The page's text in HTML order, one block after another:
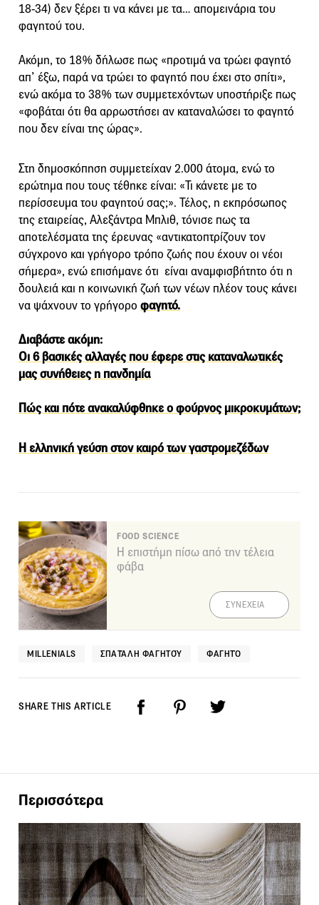
18-34) δεν ξέρει τι να κάνει με τα… απομεινάρια του
φαγητού του.
Ακόμη, το 18% δήλωσε πως «προτιμά να τρώει φαγητό
απ’ έξω, παρά να τρώει το φαγητό που έχει στο σπίτι»,
ενώ ακόμα το 38% των συμμετεχόντων υποστήριξε πως
«φοβάται ότι θα αρρωστήσει αν καταναλώσει το φαγητό
που δεν είναι της ώρας».
Στη δημοσκόπηση συμμετείχαν 2.000 άτομα, ενώ το
ερώτημα που τους τέθηκε είναι: «Τι κάνετε με το
περίσσευμα του φαγητού σας;». Τέλος, η εκπρόσωπος
της εταιρείας, Αλεξάντρα Μπλιθ, τόνισε πως τα
αποτελέσματα της έρευνας «αντικατοπτρίζουν τον
σύγχρονο και γρήγορο τρόπο ζωής που έχουν οι νέοι
σήμερα», ενώ επισήμανε ότι είναι αναμφισβήτητο ότι η
δουλειά και η κοινωνική ζωή των νέων πλέον τους κάνει
να ψάχνουν το γρήγορο φαγητό.
Διαβάστε ακόμη:
Οι 6 βασικές αλλαγές που έφερε στις καταναλωτικές
μας συνήθειες η πανδημία
Πώς και πότε ανακαλύφθηκε ο φούρνος μικροκυμάτων;
Η ελληνική γεύση στον καιρό των γαστρομεζέδων
FOOD SCIENCE
Η επιστήμη πίσω από την τέλεια
φάβα
ΣΥΝΕΧΕΙΑ
MILLENIALS ΣΠΑΤΆΛΗ ΦΑΓΗΤΟΎ ΦΑΓΗΤΌ
SHARE THIS ARTICLE
Περισσότερα